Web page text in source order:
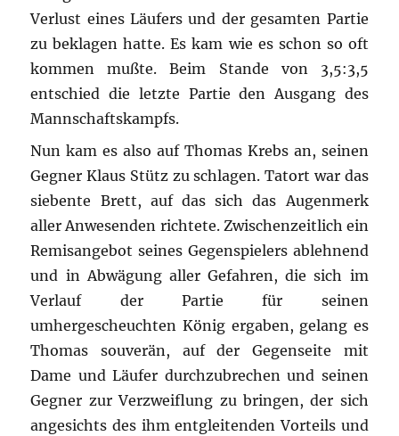
Verlust eines Läufers und der gesamten Partie
zu beklagen hatte. Es kam wie es schon so oft
kommen mußte. Beim Stande von 3,5:3,5
entschied die letzte Partie den Ausgang des
Mannschaftskampfs.
Nun kam es also auf Thomas Krebs an, seinen
Gegner Klaus Stütz zu schlagen. Tatort war das
siebente Brett, auf das sich das Augenmerk
aller Anwesenden richtete. Zwischenzeitlich ein
Remisangebot seines Gegenspielers ablehnend
und in Abwägung aller Gefahren, die sich im
Verlauf der Partie für seinen
umhergescheuchten König ergaben, gelang es
Thomas souverän, auf der Gegenseite mit
Dame und Läufer durchzubrechen und seinen
Gegner zur Verzweiflung zu bringen, der sich
angesichts des ihm entgleitenden Vorteils und